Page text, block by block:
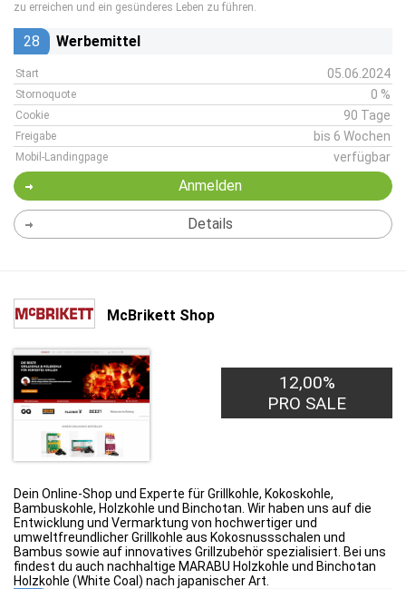
zu erreichen und ein gesünderes Leben zu führen.
28 Werbemittel
Start 05.06.2024
Stornoquote 0 %
Cookie 90 Tage
Freigabe bis 6 Wochen
Mobil-Landingpage verfügbar
Anmelden
Details
McBrikett Shop
12,00%
PRO SALE
Dein Online-Shop und Experte für Grillkohle, Kokoskohle,
Bambuskohle, Holzkohle und Binchotan. Wir haben uns auf die
Entwicklung und Vermarktung von hochwertiger und
umweltfreundlicher Grillkohle aus Kokosnussschalen und
Bambus sowie auf innovatives Grillzubehör spezialisiert. Bei uns
findest du auch nachhaltige MARABU Holzkohle und Binchotan
Holzkohle (White Coal) nach japanischer Art.